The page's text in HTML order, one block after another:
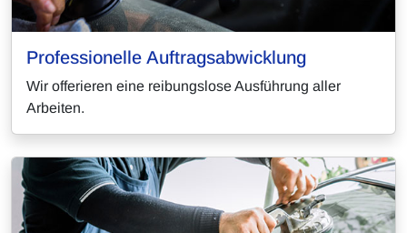
Professionelle Auftragsabwicklung
Wir offerieren eine reibungslose Ausführung aller
Arbeiten.